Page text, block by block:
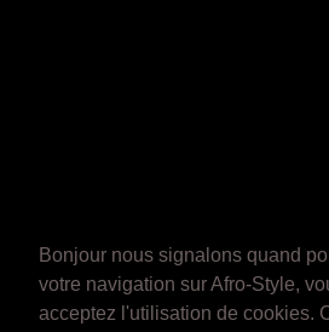
Bonjour nous signalons quand
votre navigation sur Afro-Style,
acceptez l'utilisation de cookies.